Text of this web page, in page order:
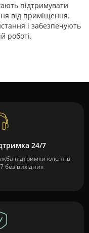
підтримувати
від приміщення.
і забезпечують
роботі.
24/7
підтримки клієнтів
без вихідних